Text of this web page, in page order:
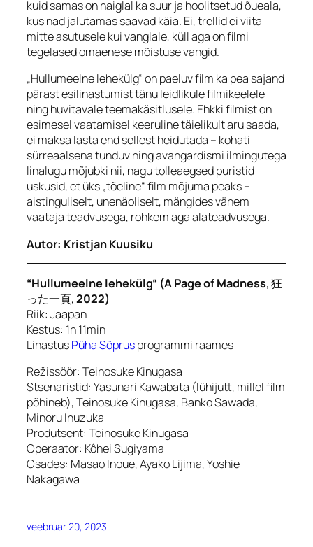
kuid samas on haiglal ka suur ja hoolitsetud õueala,
kus nad jalutamas saavad käia. Ei, trellid ei viita
mitte asutusele kui vanglale, küll aga on filmi
tegelased omaenese mõistuse vangid.
„Hullumeelne lehekülg“ on paeluv film ka pea sajand
pärast esilinastumist tänu leidlikule filmikeelele
ning huvitavale teemakäsitlusele. Ehkki filmist on
esimesel vaatamisel keeruline täielikult aru saada,
ei maksa lasta end sellest heidutada – kohati
sürreaalsena tunduv ning avangardismi ilmingutega
linalugu mõjubki nii, nagu tolleaegsed puristid
uskusid, et üks „tõeline“ film mõjuma peaks –
aistinguliselt, unenäoliselt, mängides vähem
vaataja teadvusega, rohkem aga alateadvusega.
Autor: Kristjan Kuusiku
“Hullumeelne lehekülg“ (A Page of Madness, 狂
った一頁,2022)
Riik: Jaapan
Kestus: 1h 11min
LinastusPüha Sõprusprogrammi raames
Režissöör: Teinosuke Kinugasa
Stsenaristid: Yasunari Kawabata (lühijutt, millel film
põhineb),Teinosuke Kinugasa, Banko Sawada,
Minoru Inuzuka
Produtsent: Teinosuke Kinugasa
Operaator: Kôhei Sugiyama
Osades: Masao Inoue, Ayako Lijima, Yoshie
Nakagawa
veebruar 20, 2023